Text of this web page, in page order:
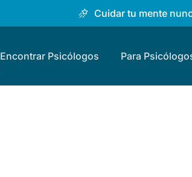
Cuidar tu mente
Encontrar Psicólogos Para